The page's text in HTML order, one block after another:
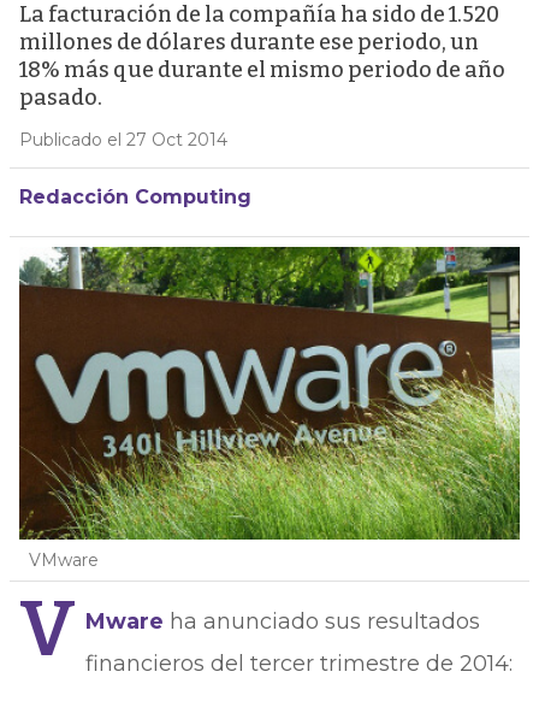
La facturación de la compañía ha sido de 1.520
millones de dólares durante ese periodo, un
18% más que durante el mismo periodo de año
pasado.
Publicado el 27 Oct 2014
Redacción Computing
VMware
V Mware ha anunciado sus resultados
financieros del tercer trimestre de 2014: